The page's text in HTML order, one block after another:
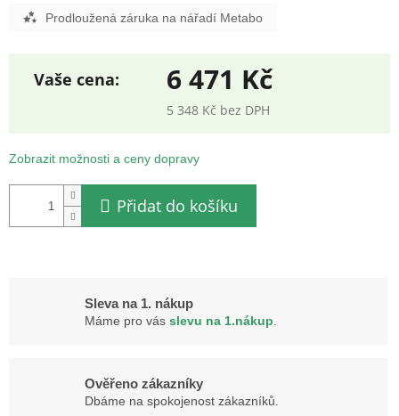
Prodloužená záruka na nářadí Metabo
6 471 Kč
5 348 Kč bez DPH
cena:
Zobrazit možnosti a ceny dopravy
Přidat do košíku
Sleva na 1. nákup
Máme pro vás slevu na 1.nákup
Ověřeno zákazníky
Dbáme na spokojenost zákazníků.